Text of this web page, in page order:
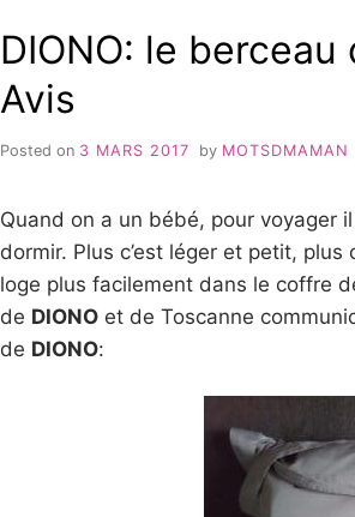
DIONO: le
Avis
Posted on 3 MARS 2017 by MOTSDMAMAN
Quand on a un bébé, pour voyager
dormir. Plus c’est léger et petit,
loge plus facilement dans le coffre
de DIONO et de Toscanne
de DIONO: